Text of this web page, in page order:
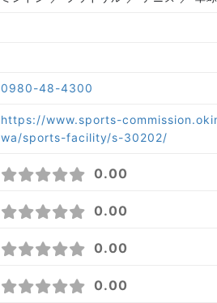
0980-48-4300
https://www.sports-
wa/sports-facility/s-30202/
0.00
0.00
0.00
0.00